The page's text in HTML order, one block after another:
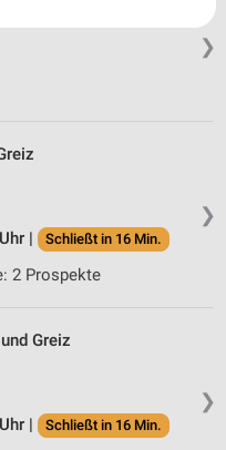
❯
❯
|
Schließt in 16 Min.
2 Prospekte
❯
Greiz
|
Schließt in 16 Min.